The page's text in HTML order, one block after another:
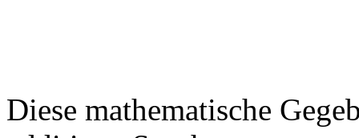
Diese mathematische